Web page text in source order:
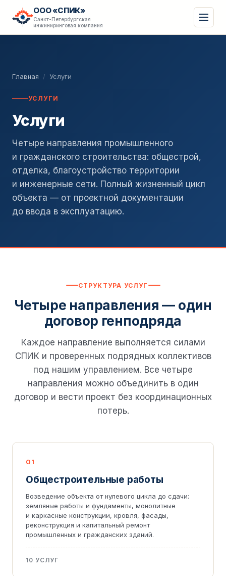
ООО «СПИК»
Санкт-Петербургская
инжиниринговая компания
Главная / Услуги
УСЛУГИ
Услуги
Четыре направления промышленного
и гражданского строительства: общестрой,
отделка, благоустройство территории
и инженерные сети. Полный жизненный цикл
объекта — от проектной документации
до ввода в эксплуатацию.
СТРУКТУРА УСЛУГ
Четыре направления — один
договор генподряда
Каждое направление выполняется силами
СПИК и проверенных подрядных коллективов
под нашим управлением. Все четыре
направления можно объединить в один
договор и вести проект без координационных
потерь.
01
Общестроительные работы
Возведение объекта от нулевого цикла до сдачи:
земляные работы и фундаменты, монолитные
и каркасные конструкции, кровля, фасады,
реконструкция и капитальный ремонт
промышленных и гражданских зданий.
10 УСЛУГ